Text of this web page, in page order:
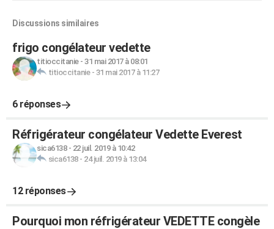
Discussions similaires
frigo congélateur vedette
titioccitanie- 31 mai 2017 à 08:01
titioccitanie- 31 mai 2017 à 11:27
6 réponses
Réfrigérateur congélateur Vedette Everest
sica6138- 22 juil. 2019 à 10:42
sica6138- 24 juil. 2019 à 13:04
12 réponses
Pourquoi mon réfrigérateur VEDETTE congèle